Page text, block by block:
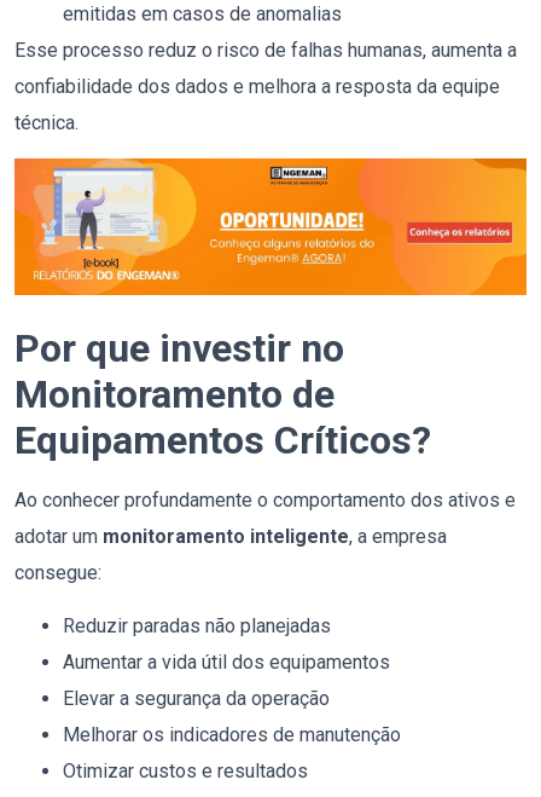
emitidas em casos de anomalias
Esse processo reduz o risco de falhas humanas, aumenta a
confiabilidade dos dados e melhora a resposta da equipe
técnica.
Por que investir no
Monitoramento de
Equipamentos Críticos?
Ao conhecer profundamente o comportamento dos ativos e
adotar um monitoramento inteligente, a empresa
consegue:
Reduzir paradas não planejadas
Aumentar a vida útil dos equipamentos
Elevar a segurança da operação
Melhorar os indicadores de manutenção
Otimizar custos e resultados